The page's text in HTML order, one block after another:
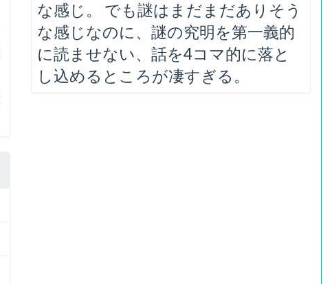
な感じ。 でも謎はまだまだありそう
な感じなのに、謎の究明を第一義的
に読ませない、話を4コマ的に落と
し込めるところが凄すぎる。